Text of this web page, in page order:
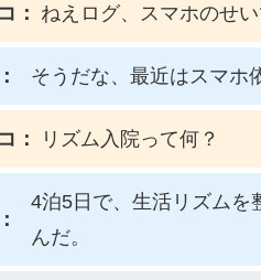
： ねえログ、スマホのせ
そうだな、最近はスマホ
： リズム入院って何？
4泊5日で、生活リズムを
んだ。